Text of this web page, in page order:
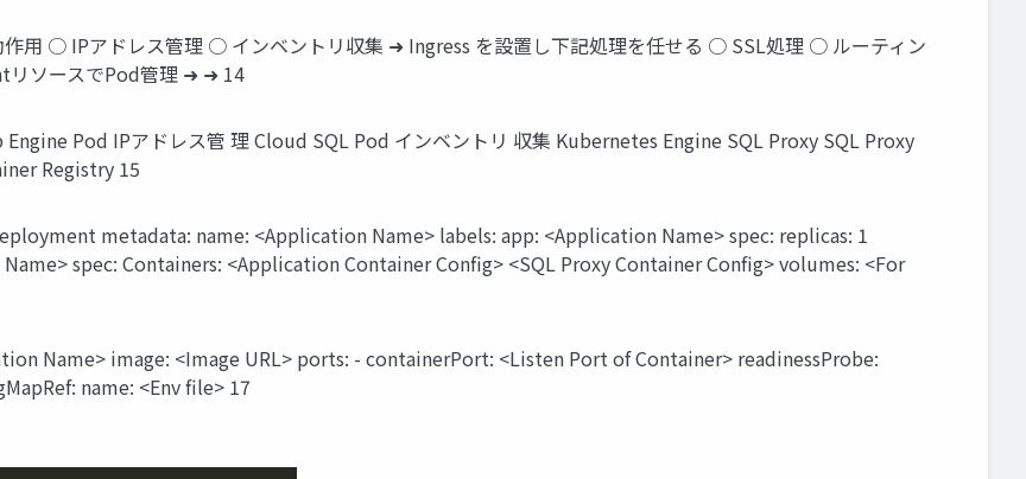
用 ○ IPアドレス管理 ○ インベントリ収集 ➜ Ingress を設置し下記処理を任せる ○ SSL処理 ○ ルーティン
ソースでPod管理 ➜ ➜ 14
Pod IPアドレス管 理 Cloud SQL Pod インベントリ 収集 Kubernetes Engine SQL Proxy SQL Proxy
Registry 15
metadata: name: <Application Name> labels: app: <Application Name> spec: replicas: 1
spec: Containers: <Application Container Config> <SQL Proxy Container Config> volumes: <For
Name> image: <Image URL> ports: - containerPort: <Listen Port of Container> readinessProbe:
name: <Env file> 17